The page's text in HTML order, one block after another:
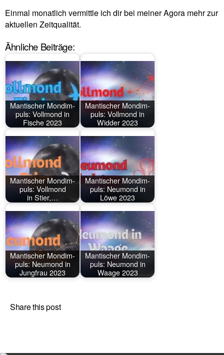
Einmal monat­lich ver­mittle ich dir bei meiner Agora mehr zur
aktu­ellen Zeitqualität.
Ähnliche Beiträge:
Man­ti­scher Mond­im­
puls: Voll­mond in
Fische 2023
Man­ti­scher Mond­im­
puls: Voll­mond in
Widder 2023
Man­ti­scher Mond­im­
puls: Voll­mond
in Stier,…
Man­ti­scher Mond­im­
puls: Neu­mond in
Löwe 2023
Man­ti­scher Mond­im­
puls: Neu­mond in
Jung­frau 2023
Man­ti­scher Mond­im­
puls: Neu­mond in
Waage 2023
Share this post